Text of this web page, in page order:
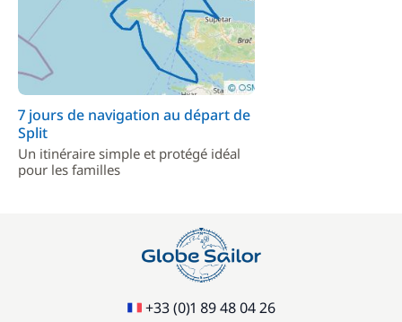
7 jours de navigation au départ de
Split
Un itinéraire simple et protégé idéal
pour les familles
+33 (0)1 89 48 04 26